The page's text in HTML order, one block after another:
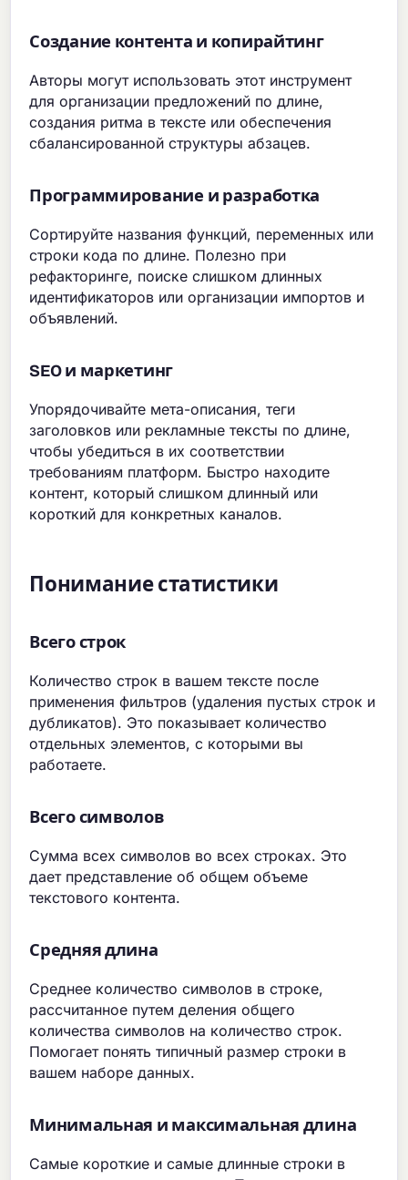
Создание контента и копирайтинг
Авторы могут использовать этот инструмент
для организации предложений по длине,
создания ритма в тексте или обеспечения
сбалансированной структуры абзацев.
Программирование и разработка
Сортируйте названия функций, переменных или
строки кода по длине. Полезно при
рефакторинге, поиске слишком длинных
идентификаторов или организации импортов и
объявлений.
SEO и маркетинг
Упорядочивайте мета-описания, теги
заголовков или рекламные тексты по длине,
чтобы убедиться в их соответствии
требованиям платформ. Быстро находите
контент, который слишком длинный или
короткий для конкретных каналов.
Понимание статистики
Всего строк
Количество строк в вашем тексте после
применения фильтров (удаления пустых строк и
дубликатов). Это показывает количество
отдельных элементов, с которыми вы
работаете.
Всего символов
Сумма всех символов во всех строках. Это
дает представление об общем объеме
текстового контента.
Средняя длина
Среднее количество символов в строке,
рассчитанное путем деления общего
количества символов на количество строк.
Помогает понять типичный размер строки в
вашем наборе данных.
Минимальная и максимальная длина
Самые короткие и самые длинные строки в